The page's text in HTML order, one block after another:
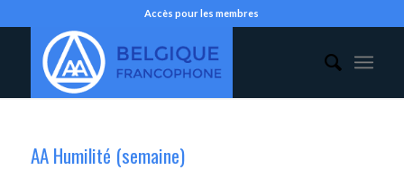
Accès pour les membres
AA Humilité (semaine)